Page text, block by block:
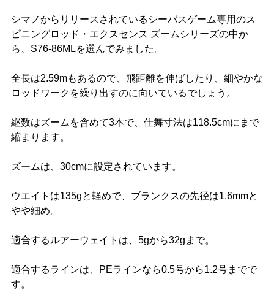
シマノからリリースされているシーバスゲーム専用のス
ピニングロッド・エクスセンス ズームシリーズの中か
ら、S76-86MLを選んでみました。
全長は2.59mもあるので、飛距離を伸ばしたり、細やかな
ロッドワークを繰り出すのに向いているでしょう。
継数はズームを含めて3本で、仕舞寸法は118.5cmにまで
縮まります。
ズームは、30cmに設定されています。
ウエイトは135gと軽めで、ブランクスの先径は1.6mmと
やや細め。
適合するルアーウェイトは、5gから32gまで。
適合するラインは、PEラインなら0.5号から1.2号までで
す。